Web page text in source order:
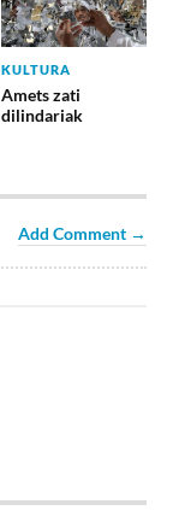
KULTURA
Amets zati
dilindariak
Add Comment →